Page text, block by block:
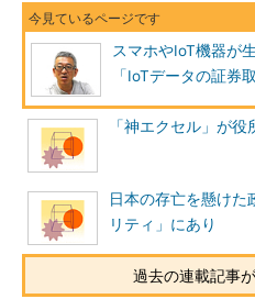
何となくイメージできる。
また、この仕組みが発展すれば
であろうこともおぼろげながら
EveryPostのユーザーには「GW
当）」などという形でデータ提
ユーザーは、その依頼内容と報
を提供してもよい」と判断した
提供される仕組みだ。初歩的で
市場の仕組みがそこに存在する。
IoTデータが市場にあふれ返り
スマホやIoT機器が
「IoTデータの証券
「神エクセル」が
日本の存亡を懸けた
リティ」にあり
過去の連載記事